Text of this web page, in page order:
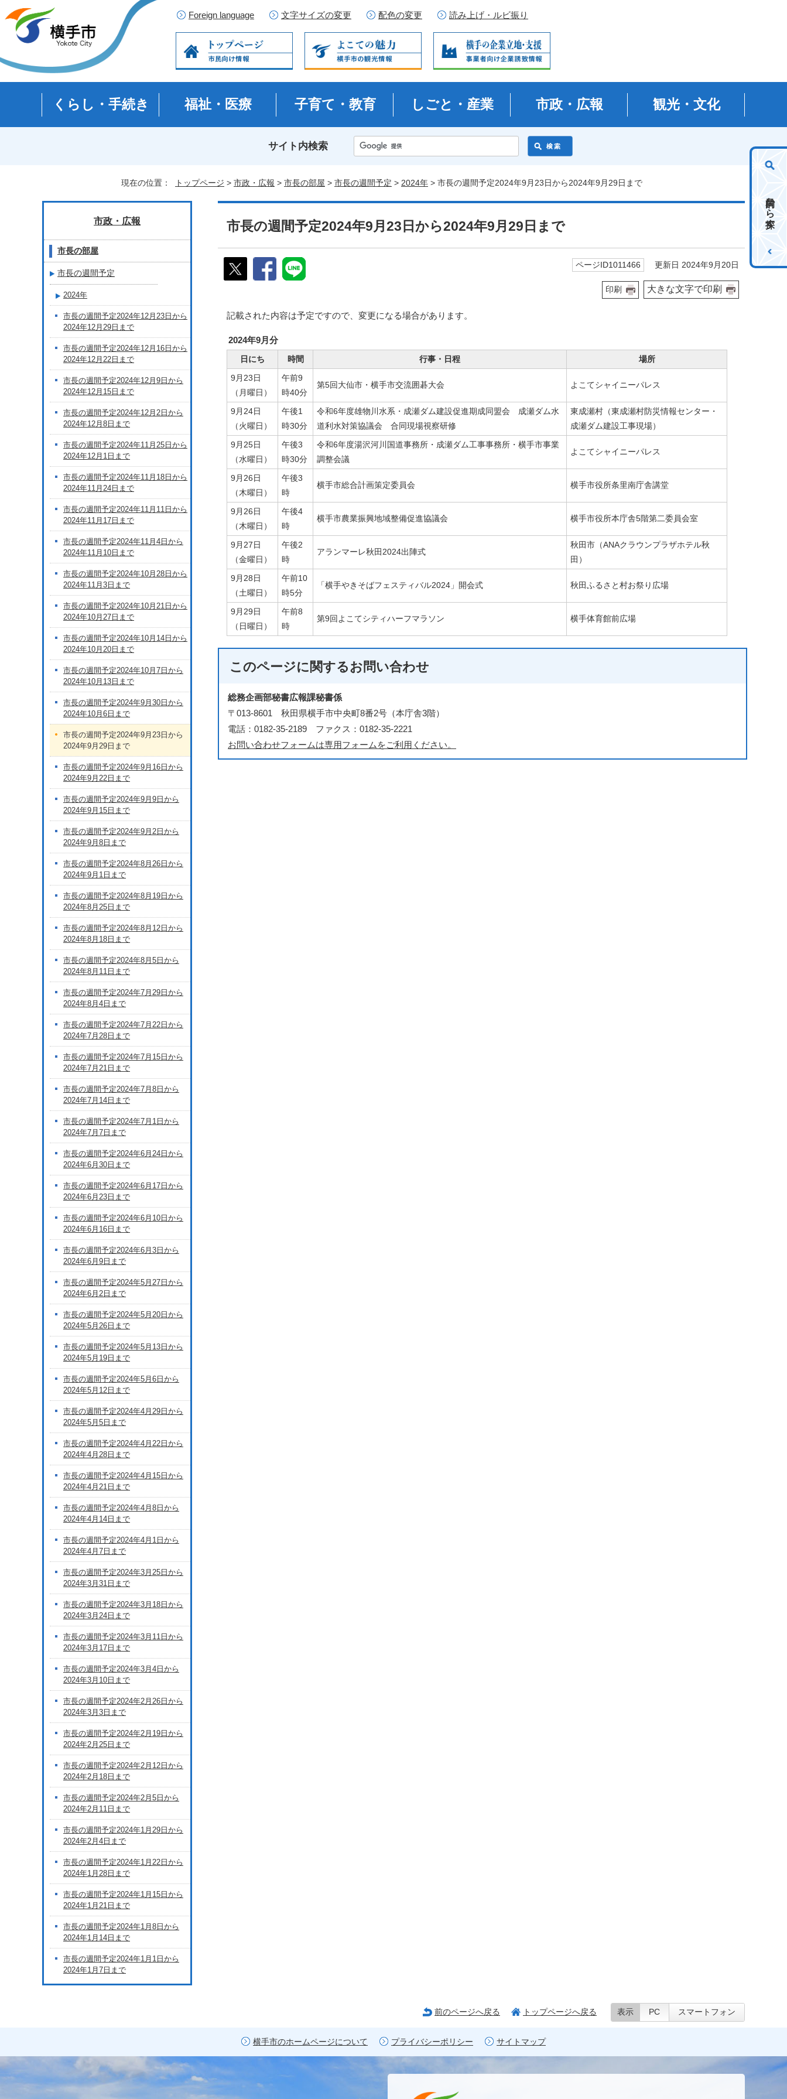
Foreign language 文字サイズの変更 配色の変更 読み上げ・ルビ振り
くらし・手続き 福祉・医療 子育て・教育 しごと・産業 市政・広報 観光・文化
サイト内検索
目的から探す
現在の位置： トップページ > 市政・広報 > 市長の部屋 > 市長の週間予定 > 2024年 > 市長の週間予定2024年9月23日から2024年9月29日まで
市長の週間予定2024年9月23日から2024年9月29日まで
ページID1011466 更新日 2024年9月20日
印刷 大きな文字で印刷
記載された内容は予定ですので、変更になる場合があります。
2024年9月分
日にち 時間 行事・日程
場所
9月23日
（月曜日）
午前9
時40分
第5回大仙市・横手市交流囲碁大会 よこてシャイニーパレス
9月24日
（火曜日）
午後1
時30分
令和6年度雄物川水系・成瀬ダム建設促進期成同盟会 成瀬ダム水
道利水対策協議会 合同現場視察研修
東成瀬村（東成瀬村防災情報センター・
成瀬ダム建設工事現場）
9月25日
（水曜日）
午後3
時30分
令和6年度湯沢河川国道事務所・成瀬ダム工事事務所・横手市事業
調整会議
よこてシャイニーパレス
9月26日
（木曜日）
午後3
時
横手市総合計画策定委員会 横手市役所条里南庁舎講堂
9月26日
（木曜日）
午後4
時
横手市農業振興地域整備促進協議会 横手市役所本庁舎5階第二委員会室
9月27日
（金曜日）
午後2
時
アランマーレ秋田2024出陣式
秋田市（ANAクラウンプラザホテル秋
田）
9月28日
（土曜日）
午前10
時5分
「横手やきそばフェスティバル2024」開会式 秋田ふるさと村お祭り広場
9月29日
（日曜日）
午前8
時
第9回よこてシティハーフマラソン 横手体育館前広場
このページに関するお問い合わせ
総務企画部秘書広報課秘書係
〒013-8601 秋田県横手市中央町8番2号（本庁舎3階）
電話：0182-35-2189 ファクス：0182-35-2221
お問い合わせフォームは専用フォームをご利用ください。
市政・広報
市長の部屋
市長の週間予定
2024年
市長の週間予定2024年12月23日から
2024年12月29日まで
市長の週間予定2024年12月16日から
2024年12月22日まで
市長の週間予定2024年12月9日から
2024年12月15日まで
市長の週間予定2024年12月2日から
2024年12月8日まで
市長の週間予定2024年11月25日から
2024年12月1日まで
市長の週間予定2024年11月18日から
2024年11月24日まで
市長の週間予定2024年11月11日から
2024年11月17日まで
市長の週間予定2024年11月4日から
2024年11月10日まで
市長の週間予定2024年10月28日から
2024年11月3日まで
市長の週間予定2024年10月21日から
2024年10月27日まで
市長の週間予定2024年10月14日から
2024年10月20日まで
市長の週間予定2024年10月7日から
2024年10月13日まで
市長の週間予定2024年9月30日から
2024年10月6日まで
市長の週間予定2024年9月23日から
2024年9月29日まで
市長の週間予定2024年9月16日から
2024年9月22日まで
市長の週間予定2024年9月9日から
2024年9月15日まで
市長の週間予定2024年9月2日から
2024年9月8日まで
市長の週間予定2024年8月26日から
2024年9月1日まで
市長の週間予定2024年8月19日から
2024年8月25日まで
市長の週間予定2024年8月12日から
2024年8月18日まで
市長の週間予定2024年8月5日から
2024年8月11日まで
市長の週間予定2024年7月29日から
2024年8月4日まで
市長の週間予定2024年7月22日から
2024年7月28日まで
市長の週間予定2024年7月15日から
2024年7月21日まで
市長の週間予定2024年7月8日から
2024年7月14日まで
市長の週間予定2024年7月1日から
2024年7月7日まで
市長の週間予定2024年6月24日から
2024年6月30日まで
市長の週間予定2024年6月17日から
2024年6月23日まで
市長の週間予定2024年6月10日から
2024年6月16日まで
市長の週間予定2024年6月3日から
2024年6月9日まで
市長の週間予定2024年5月27日から
2024年6月2日まで
市長の週間予定2024年5月20日から
2024年5月26日まで
市長の週間予定2024年5月13日から
2024年5月19日まで
市長の週間予定2024年5月6日から
2024年5月12日まで
市長の週間予定2024年4月29日から
2024年5月5日まで
市長の週間予定2024年4月22日から
2024年4月28日まで
市長の週間予定2024年4月15日から
2024年4月21日まで
市長の週間予定2024年4月8日から
2024年4月14日まで
市長の週間予定2024年4月1日から
2024年4月7日まで
市長の週間予定2024年3月25日から
2024年3月31日まで
市長の週間予定2024年3月18日から
2024年3月24日まで
市長の週間予定2024年3月11日から
2024年3月17日まで
市長の週間予定2024年3月4日から
2024年3月10日まで
市長の週間予定2024年2月26日から
2024年3月3日まで
市長の週間予定2024年2月19日から
2024年2月25日まで
市長の週間予定2024年2月12日から
2024年2月18日まで
市長の週間予定2024年2月5日から
2024年2月11日まで
市長の週間予定2024年1月29日から
2024年2月4日まで
市長の週間予定2024年1月22日から
2024年1月28日まで
市長の週間予定2024年1月15日から
2024年1月21日まで
市長の週間予定2024年1月8日から
2024年1月14日まで
市長の週間予定2024年1月1日から
2024年1月7日まで
前のページへ戻る トップページへ戻る 表示 PC スマートフォン
横手市のホームページについて プライバシーポリシー サイトマップ